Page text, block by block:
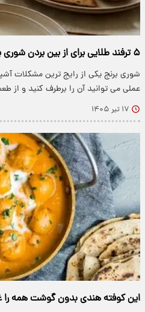
۵ ترفند طلایی برای از بین بردن شوری برنج
عملی می توانید آن را برطرف کنید و از
۱۷ تیر ۱۴۰۵
این کوفته هندی بدون گوشت همه را